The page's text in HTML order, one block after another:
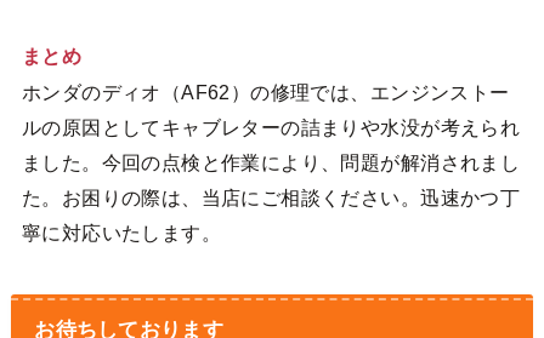
まとめ
ホンダのディオ（AF62）の修理では、エンジンストー
ルの原因としてキャブレターの詰まりや水没が考えられ
ました。今回の点検と作業により、問題が解消されまし
た。お困りの際は、当店にご相談ください。迅速かつ丁
寧に対応いたします。
お待ちしております